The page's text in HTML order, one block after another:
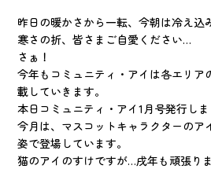
昨日の暖かさから一転、今朝は冷え込
寒さの折、皆さまご自愛ください…
さぁ！
今年もコミュニティ・アイは各エリア
載していきます。
本日コミュニティ・アイ1月号発行しま
今月は、マスコットキャラクターのア
姿で登場しています。
猫のアイのすけですが…戌年も頑張り